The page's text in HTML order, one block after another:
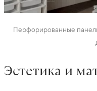
Перфорированные
Эстетика и